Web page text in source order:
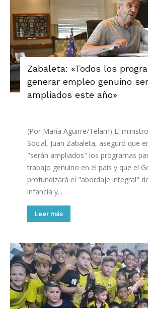
Zabaleta: «Todos los
generar empleo genuino
ampliados este año»
(Por María Aguirre/Telam) El
Social, Juan Zabaleta, aseguró que
"serán ampliados" los programas
trabajo genuino en el país y que el
profundizará el "abordaje integral"
infancia y...
Leer más